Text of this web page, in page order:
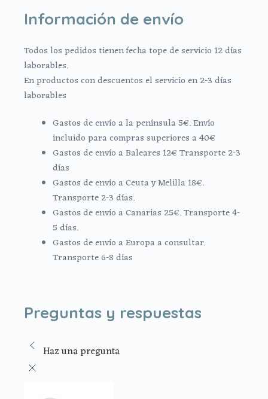
Información de envío
Todos los pedidos tienen fecha tope de servicio 12 días
laborables.
En productos con descuentos el servicio en 2-3 días
laborables
Gastos de envío a la península 5€. Envío
incluido para compras superiores a 40€
Gastos de envío a Baleares 12€ Transporte 2-3
días
Gastos de envío a Ceuta y Melilla 18€.
Transporte 2-3 días.
Gastos de envío a Canarias 25€. Transporte 4-
5 días.
Gastos de envío a Europa a consultar.
Transporte 6-8 días
Preguntas y respuestas
Haz una pregunta